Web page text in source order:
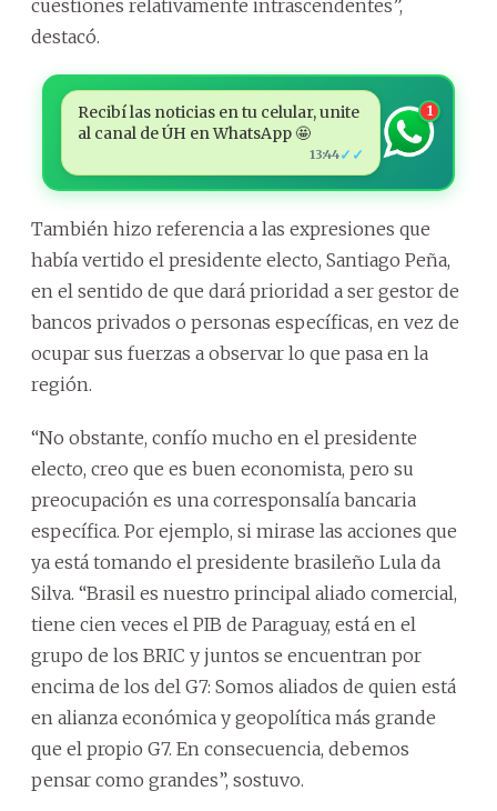
cuestiones relativamente intrascendentes”,
destacó.
Recibí las noticias en tu celular, unite
al canal de ÚH en WhatsApp 🤩
13:44✓✓
1
También hizo referencia a las expresiones que
había vertido el presidente electo, Santiago Peña,
en el sentido de que dará prioridad a ser gestor de
bancos privados o personas específicas, en vez de
ocupar sus fuerzas a observar lo que pasa en la
región.
“No obstante, confío mucho en el presidente
electo, creo que es buen economista, pero su
preocupación es una corresponsalía bancaria
específica. Por ejemplo, si mirase las acciones que
ya está tomando el presidente brasileño Lula da
Silva. “Brasil es nuestro principal aliado comercial,
tiene cien veces el PIB de Paraguay, está en el
grupo de los BRIC y juntos se encuentran por
encima de los del G7: Somos aliados de quien está
en alianza económica y geopolítica más grande
que el propio G7. En consecuencia, debemos
pensar como grandes”, sostuvo.